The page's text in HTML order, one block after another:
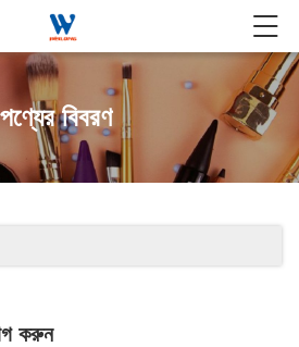
পণ্যের বিবরণ
করুন